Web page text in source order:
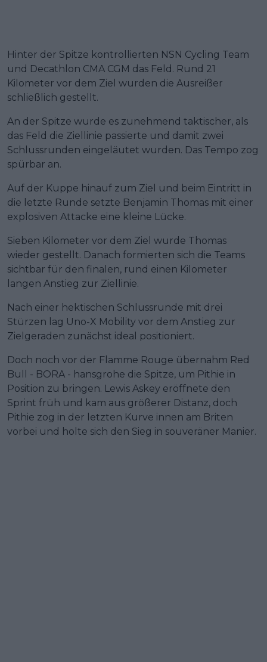
Hinter der Spitze kontrollierten NSN Cycling Team
und Decathlon CMA CGM das Feld. Rund 21
Kilometer vor dem Ziel wurden die Ausreißer
schließlich gestellt.
An der Spitze wurde es zunehmend taktischer, als
das Feld die Ziellinie passierte und damit zwei
Schlussrunden eingeläutet wurden. Das Tempo zog
spürbar an.
Auf der Kuppe hinauf zum Ziel und beim Eintritt in
die letzte Runde setzte Benjamin Thomas mit einer
explosiven Attacke eine kleine Lücke.
Sieben Kilometer vor dem Ziel wurde Thomas
wieder gestellt. Danach formierten sich die Teams
sichtbar für den finalen, rund einen Kilometer
langen Anstieg zur Ziellinie.
Nach einer hektischen Schlussrunde mit drei
Stürzen lag Uno-X Mobility vor dem Anstieg zur
Zielgeraden zunächst ideal positioniert.
Doch noch vor der Flamme Rouge übernahm Red
Bull - BORA - hansgrohe die Spitze, um Pithie in
Position zu bringen. Lewis Askey eröffnete den
Sprint früh und kam aus größerer Distanz, doch
Pithie zog in der letzten Kurve innen am Briten
vorbei und holte sich den Sieg in souveräner Manier.